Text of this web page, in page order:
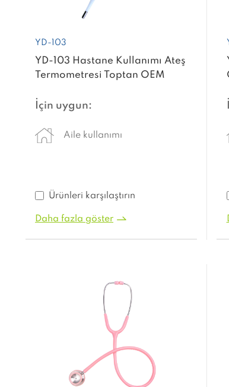
YD-103
YD-103 Hastane Kullanımı Ateş
Termometresi Toptan OEM
İçin uygun:
Aile kullanımı
Ürünleri karşılaştırın
Daha fazla göster